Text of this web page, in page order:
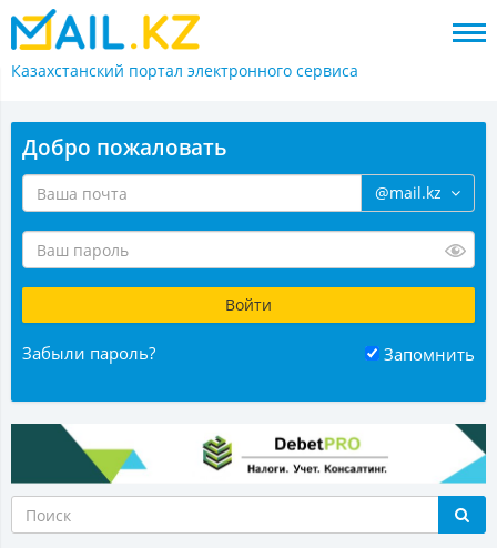
Казахстанский портал электронного сервиса
Добро пожаловать
@mail.kz
Забыли пароль? Запомнить